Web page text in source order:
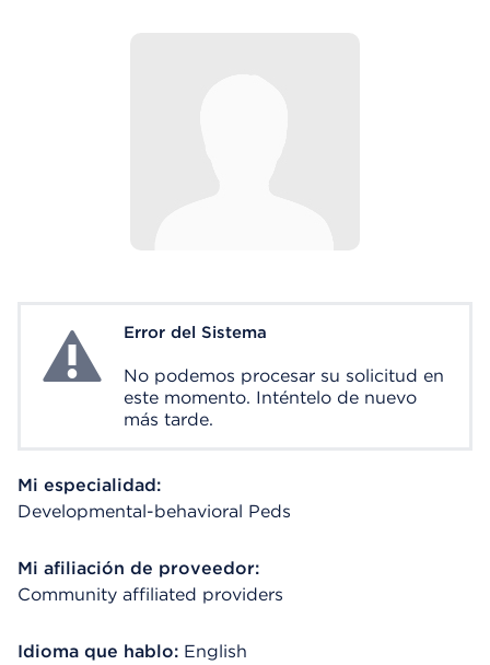
System ErrorError del Sistema
No podemos procesar su solicitud en
este momento. Inténtelo de nuevo
más tarde.
Mi especialidad:
Developmental-behavioral Peds
Mi afiliación de proveedor:
Community affiliated providers
Idioma que hablo: English